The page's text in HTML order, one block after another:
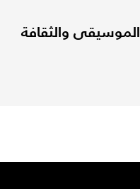
الفن والموسيقى والثقافة